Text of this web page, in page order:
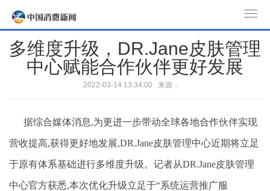
o
多维度升级，DR.Jane皮肤管理
中心赋能合作伙伴更好发展
2022-03-14 13:34:00 来源：
据综合媒体消息,为更进一步带动全球各地合作伙伴实现
营收提高,获得更好地发展,DR.Jane皮肤管理中心近期将立足
于原有体系基础进行多维度升级。记者从DR.Jane皮肤管理
中心官方获悉,本次优化升级立足于“系统运营推广服